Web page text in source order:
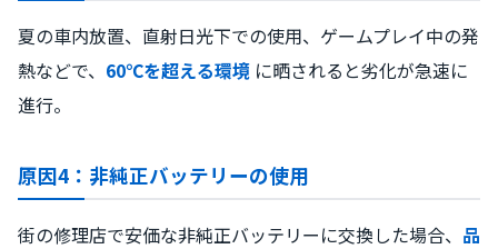
夏の車内放置、直射日光下での使用、ゲームプレイ中の発
熱などで、 60℃を超える環境 に晒されると劣化が急速に
進行。
原因4：非純正バッテリーの使用
街の修理店で安価な非純正バッテリーに交換した場合、 品